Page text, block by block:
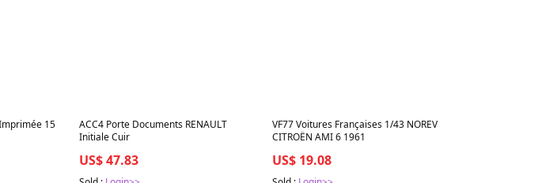
15 Best in 7 days
ACC4 Porte Documents RENAULT
Initiale Cuir
US$ 47.83
Best in 7 days
VF77 Voitures Françaises 1/43 NOREV
CITROËN AMI 6 1961
US$ 19.08